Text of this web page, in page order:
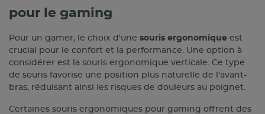
pour le gaming
Pour un gamer, le choix d'une souris ergonomique est
crucial pour le confort et la performance. Une option à
considérer est la souris ergonomique verticale. Ce type
de souris favorise une position plus naturelle de l'avant-
bras, réduisant ainsi les risques de douleurs au poignet.
Certaines souris ergonomiques pour gaming offrent des